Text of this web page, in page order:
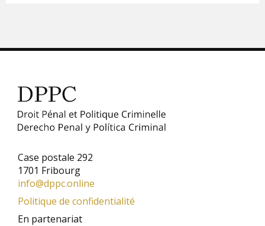
Case postale 292
1701 Fribourg
info@dppc.online
Politique de confidentialité
En partenariat